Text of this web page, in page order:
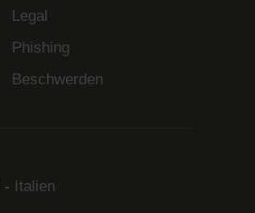
Legal
Phishing
Beschwerden
- Italien